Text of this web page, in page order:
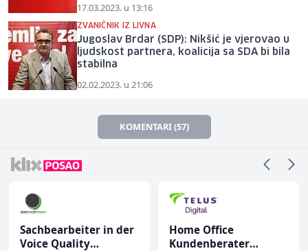
17.03.2023. u 13:16
ZVANIČNIK IZ LIVNA
Jugoslav Brdar (SDP): Nikšić je vjerovao u
ljudskost partnera, koalicija sa SDA bi bila
stabilna
02.02.2023. u 21:06
KOMENTARI (57)
Sachbearbeiter in der
Voice Quality
Home Office
Kundenberater